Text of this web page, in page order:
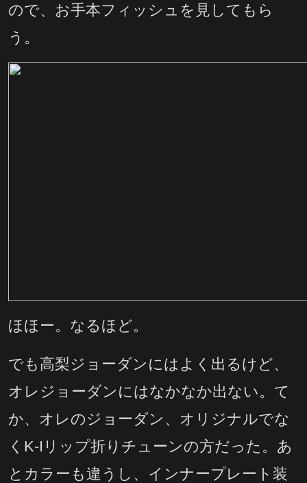
ので、お手本フィッシュを見してもら
う。
ほほー。なるほど。
でも高梨ジョーダンにはよく出るけど、
オレジョーダンにはなかなか出ない。て
か、オレのジョーダン、オリジナルでな
くK-Iリップ折りチューンの方だった。あ
とカラーも違うし、インナープレート装